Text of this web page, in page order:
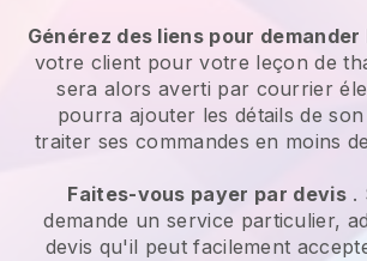
Générez des liens pour demander
votre client pour votre leçon de
sera alors averti par courrier
pourra ajouter les détails de
traiter ses commandes en moins
Faites-vous payer par devis.
demande un service particulier,
devis qu'il peut facilement